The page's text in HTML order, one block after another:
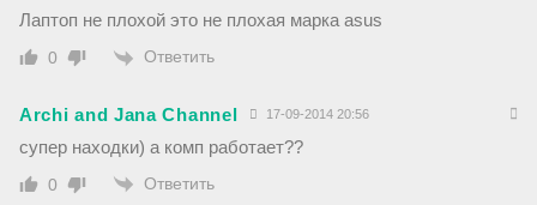
Лаптоп не плохой это не плохая марка asus
0 Ответить
Archi and Jana Channel 17-09-2014 20:56
супер находки) а комп работает??
0 Ответить